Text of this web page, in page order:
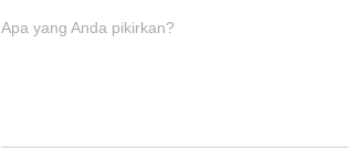
Apa yang Anda pikirkan?